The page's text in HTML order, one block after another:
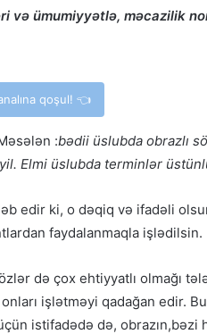
və ümumiyyətlə, məcazilik
qoşul! 👈
:bədii üslubda obrazlı
Elmi üslubda terminlər
edir ki, o dəqiq və ifadəli
faydalanmaqla işlədilsin.
də çox ehtiyyatlı olmağı
işlətməyi qadağan edir.
istifadədə də, obrazın,bəzi